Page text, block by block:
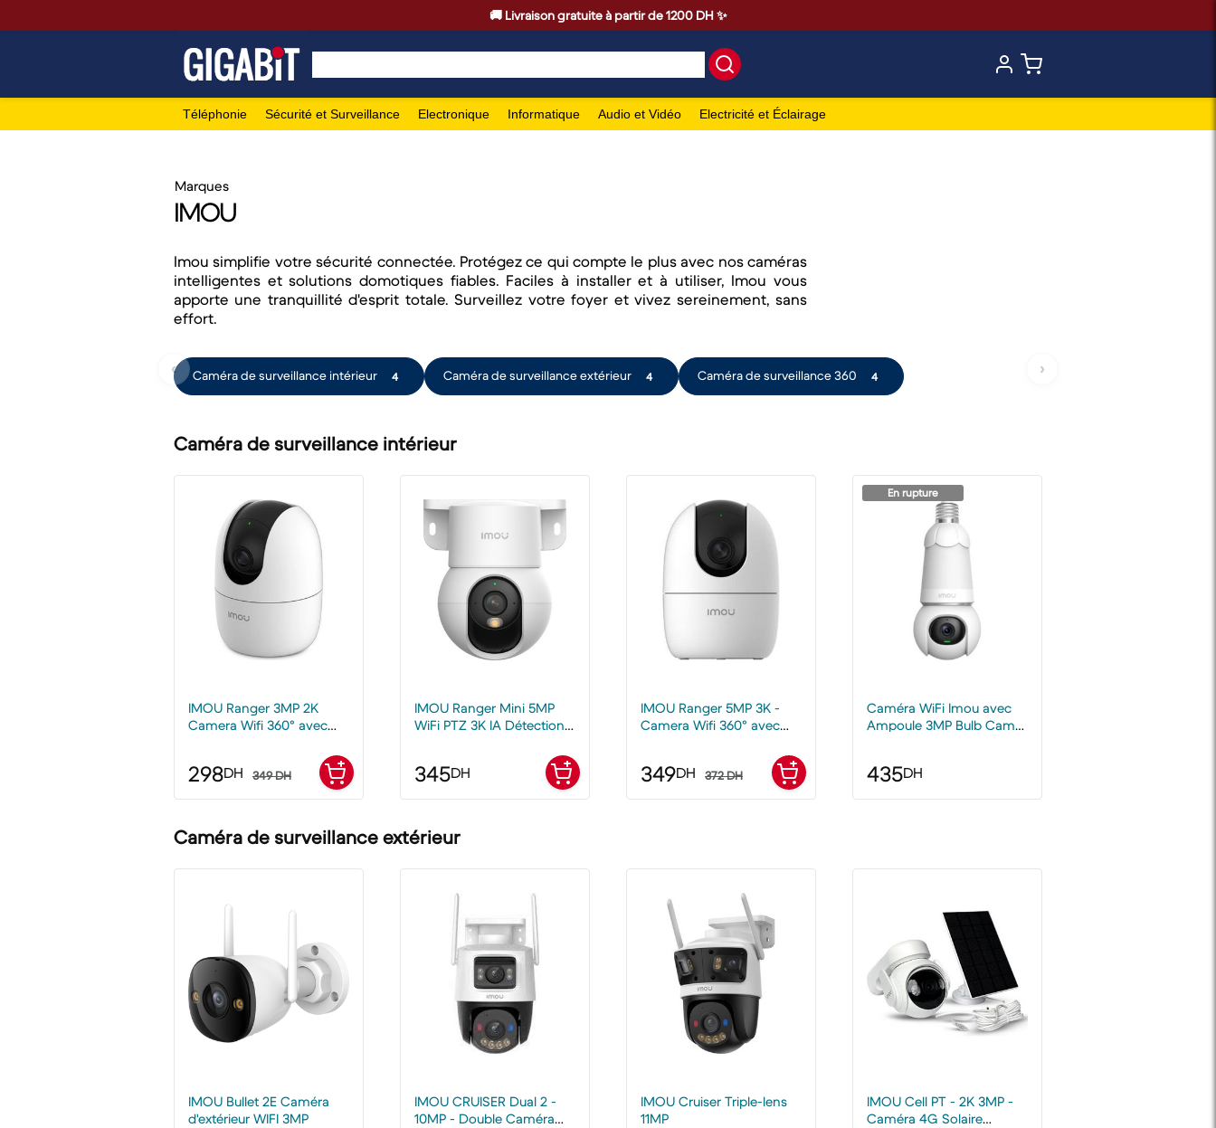
🚚 Livraison gratuite à partir de 1200 DH ✨
Téléphonie Sécurité et Surveillance Electronique Informatique Audio et Vidéo Electricité et Éclairage
Marques
IMOU
Imou simplifie votre sécurité connectée. Protégez ce qui compte le plus avec nos caméras
intelligentes et solutions domotiques fiables. Faciles à installer et à utiliser, Imou vous
apporte une tranquillité d'esprit totale. Surveillez votre foyer et vivez sereinement, sans
effort.
‹ Caméra de surveillance intérieur 4 Caméra de surveillance extérieur 4 Caméra de surveillance 360 4 ›
Caméra de surveillance intérieur
IMOU Ranger 3MP 2K
Camera Wifi 360° avec
298DH 349 DH
IMOU Ranger Mini 5MP
WiFi PTZ 3K IA Détection
345DH
IMOU Ranger 5MP 3K -
Camera Wifi 360° avec
349DH 372 DH
En rupture
Caméra WiFi Imou avec
Ampoule 3MP Bulb Cam
435DH
Caméra de surveillance extérieur
IMOU Bullet 2E Caméra
d'extérieur WIFI 3MP
IMOU CRUISER Dual 2 -
10MP - Double Caméra
IMOU Cruiser Triple-lens
11MP
IMOU Cell PT - 2K 3MP -
Caméra 4G Solaire